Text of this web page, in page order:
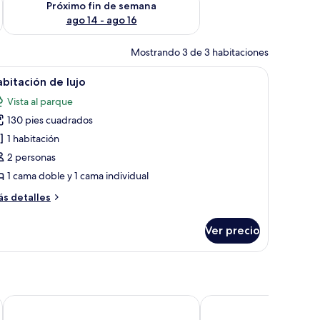
Próximo fin de semana
ago 14 - ago 16
Mostrando 3 de 3 habitaciones
cubierta de césped, con árboles y colinas al fondo.
Un dormitorio espacioso con una cama
8 de lujo
Vista al parque
130 pies cuadrados
1 habitación
2 personas
1 cama doble y 1 cama individual
detalles
Ver precio
Lights of Kazinga Homestay Lake Bunyonyi Rock